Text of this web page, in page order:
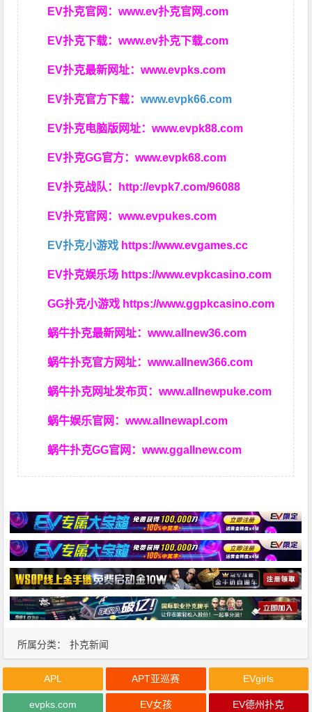
EV扑克官网：www.ev扑克官网.com
EV扑克下载：www.ev扑克下载.com
EV扑克最新网址：www.evpks.com
EV扑克官方下载：www.evpk66.com
EV扑克电脑版网址：www.evpk88.com
EV扑克GG官方：www.evpk68.com
EV扑克战队： http://evpk7.com/96088
EV扑克官网：www.evpukes.com
EV扑克小游戏 https://www.evgames.cc
EV扑克娱乐场 https://www.evpkcasino.com
GG扑克小游戏 https://www.ggpkcasino.com
蜗牛扑克最新网址：www.allnew36.com
蜗牛扑克官方网址：www.allnew366.com
蜗牛扑克网址发布页：www.allnewpuke.com
蜗牛娱乐官网：www.allnewapl.com
蜗牛扑克GG官网：www.ggallnew.com
所属分类： 扑克新闻
APL APT亚巡赛 EVgirls
evpks.com EV女孩 EV德州扑克